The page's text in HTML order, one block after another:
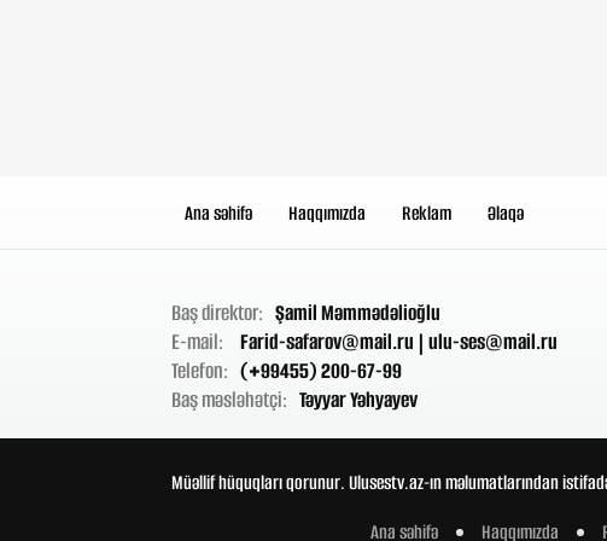
Ana səhifə Haqqımızda Reklam Əlaqə
Baş direktor: Şamil Məmmədəlioğlu
E-mail:
Farid-safarov@mail.ru | ulu-ses@mail.ru
Telefon: (+99455) 200-67-99
Baş məsləhətçi: Təyyar Yəhyayev
Müəllif hüquqları qorunur. Ulusestv.az-ın məlumatlarından
Ana səhifə
Haqqımızda